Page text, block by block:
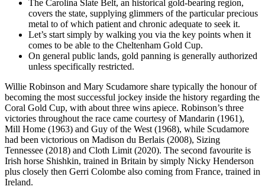
The Carolina Slate Belt, an historical gold-bearing region,
covers the state, supplying glimmers of the particular precious
metal to of which patient and chronic adequate to seek it.
Let’s start simply by walking you via the key points when it
comes to be able to the Cheltenham Gold Cup.
On general public lands, gold panning is generally authorized
unless specifically restricted.
Willie Robinson and Mary Scudamore share typically the honour of
becoming the most successful jockey inside the history regarding the
Coral Gold Cup, with about three wins apiece. Robinson’s three
victories throughout the race came courtesy of Mandarin (1961),
Mill Home (1963) and Guy of the West (1968), while Scudamore
had been victorious on Madison du Berlais (2008), Sizing
Tennessee (2018) and Cloth Limit (2020). The second favourite is
Irish horse Shishkin, trained in Britain by simply Nicky Henderson
plus closely then Gerri Colombe also coming from France, trained in
Ireland.